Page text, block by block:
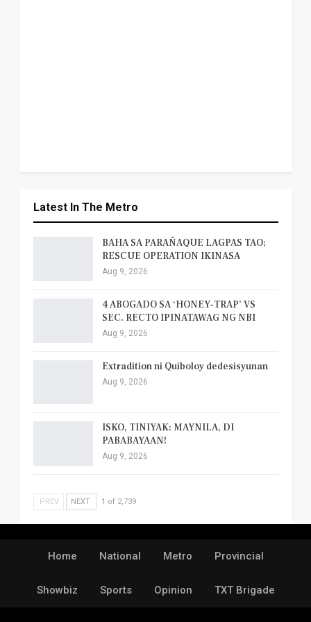
Latest In The Metro
BAHA SA PARAÑAQUE LAGPAS TAO;
RESCUE OPERATION IKINASA
Aug 9, 2026
4 ABOGADO SA ‘HONEY-TRAP’ VS
SEC. RECTO IPINATAWAG NG NBI
Aug 9, 2026
Extradition ni Quiboloy dedesisyunan
Aug 9, 2026
ISKO, TINIYAK: MAYNILA, DI
PABABAYAAN!
Aug 9, 2026
PREV NEXT 1 of 2,739
Home National Metro Provincial
Showbiz Sports Opinion TXT Brigade